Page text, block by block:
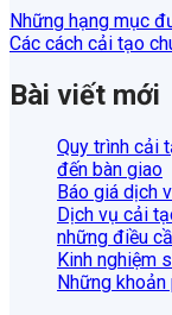
Những hạng mục
Các cách cải tạo
Bài viết mới
Quy trình cải
đến bàn giao
Báo giá dịch
Dịch vụ cải
những điều
Kinh nghiệm
Những